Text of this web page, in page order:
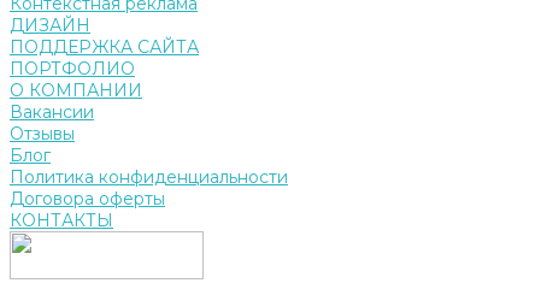
ДИЗАЙН
ПОДДЕРЖКА САЙТА
ПОРТФОЛИО
О КОМПАНИИ
Вакансии
Отзывы
Блог
Политика конфиденциальности
Договора оферты
КОНТАКТЫ